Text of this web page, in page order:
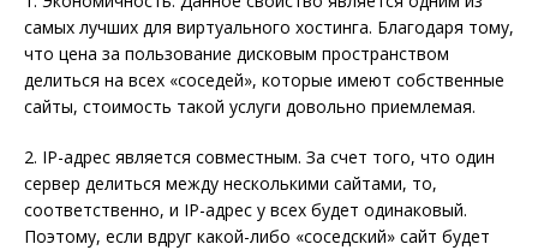
самых лучших для виртуального хостинга. Благодаря тому,
что цена за пользование дисковым пространством
делиться на всех «соседей», которые имеют собственные
сайты, стоимость такой услуги довольно приемлемая.
2. IP-адрес является совместным. За счет того, что один
сервер делиться между несколькими сайтами, то,
соответственно, и IP-адрес у всех будет одинаковый.
Поэтому, если вдруг какой-либо «соседский» сайт будет